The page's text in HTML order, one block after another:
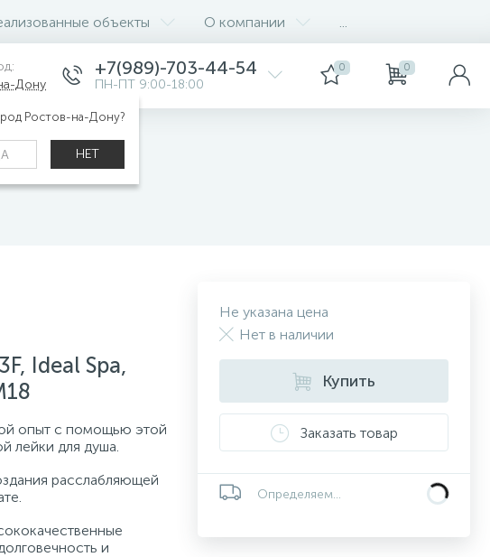
объекты О компании
Дону
Ростов-на-Дону?
НЕТ
+7(989)-703-44-54
ПН-ПТ 9:00-18:00
0 0
Ideal Spa,
опыт с помощью этой
лейки для душа.
расслабляющей
и
Не указана цена
Нет в наличии
Купить
Заказать товар
Определяем...